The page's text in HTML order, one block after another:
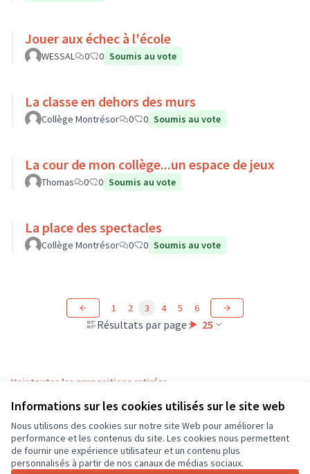
Informations sur les cookies utilisés sur le site web
Nous utilisons des cookies sur notre site Web pour améliorer la
performance et les contenus du site. Les cookies nous permettent
de fournir une expérience utilisateur et un contenu plus
personnalisés à partir de nos canaux de médias sociaux.
Jouer aux échec à l'école
WESSAL 0 0 Soumis au vote
La classe en dehors des murs
Collège Montrésor 0 0 Soumis au vote
La cour de mon collège...un espace de jeux
Thomas 0 0 Soumis au vote
La place des spectacles
Collège Montrésor 0 0 Soumis au vote
Résultats par page : 25
1 2 3 4 5 6
Voir toutes les propositions retirées
Conditions d'utilisation
Paramètres des cookies
CD37 sur XCD37 sur Facebook
CD37 sur Instagram
CD37 sur YouTube